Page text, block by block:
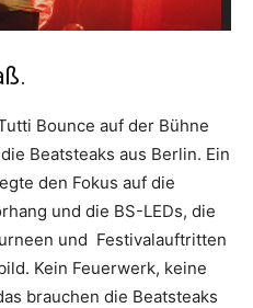
Bounce auf der Bühne
Beatsteaks aus Berlin. Ein
den Fokus auf die
und die BS-LEDs, die
und Festivalauftritten
Kein Feuerwerk, keine
brauchen die Beatsteaks